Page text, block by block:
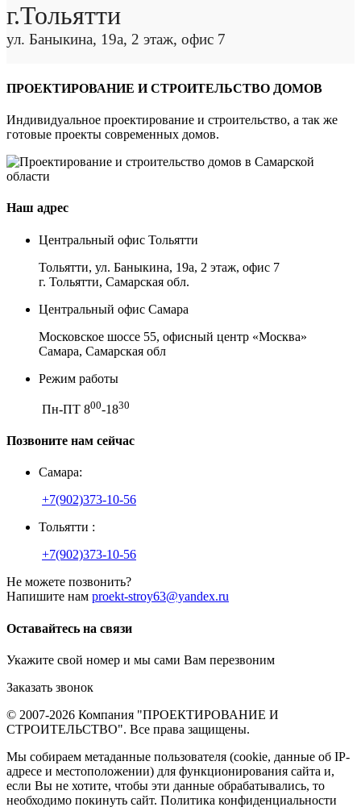
г.Тольятти
ул. Баныкина, 19а, 2 этаж, офис 7
ПРОЕКТИРОВАНИЕ И СТРОИТЕЛЬСТВО ДОМОВ
Индивидуальное проектирование и строительство, а так же
готовые проекты современных домов.
Наш адрес
Центральный офис Тольятти
Тольятти, ул. Баныкина, 19а, 2 этаж, офис 7
г. Тольятти, Самарская обл.
Центральный офис Самара
Московское шоссе 55, офисный центр «Москва»
Самара, Самарская обл
Режим работы
Пн-ПТ 800-1830
Позвоните нам сейчас
Самара:
+7(902)373-10-56
Тольятти :
+7(902)373-10-56
Не можете позвонить?
Напишите нам proekt-stroy63@yandex.ru
Оставайтесь на связи
Укажите свой номер и мы сами Вам перезвоним
Заказать звонок
© 2007-2026 Компания "ПРОЕКТИРОВАНИЕ И
СТРОИТЕЛЬСТВО". Все права защищены.
Мы собираем метаданные пользователя (cookie, данные об IP-
адресе и местоположении) для функционирования сайта и,
если Вы не хотите, чтобы эти данные обрабатывались, то
необходимо покинуть сайт. Политика конфиденциальности